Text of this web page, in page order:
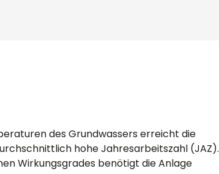
des Grundwassers erreicht die
hohe Jahresarbeitszahl (JAZ).
Wirkungsgrades benötigt die Anlage